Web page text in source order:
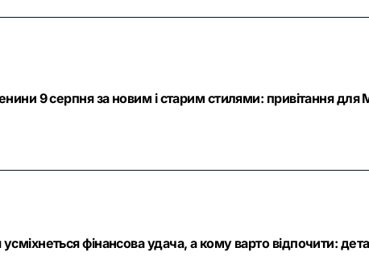
9 серпня за новим і старим стилями: привітання для
фінансова удача, а кому варто відпочити: